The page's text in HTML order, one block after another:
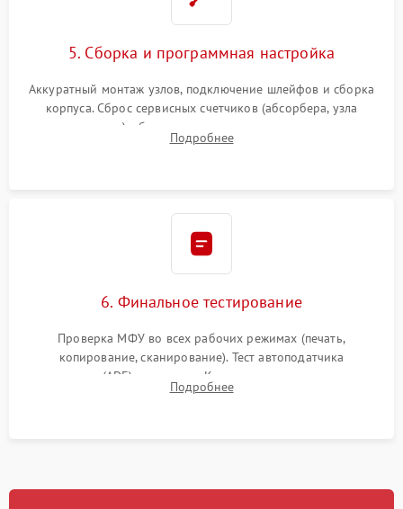
5. Сборка и программная настройка
Аккуратный монтаж узлов, подключение шлейфов и сборка
корпуса. Сброс сервисных счетчиков (абсорбера, узла
закрепления), обновление прошивки и программная
калибровка цветопередачи и позиционирования сканера.
Подробнее
6. Финальное тестирование
Проверка МФУ во всех рабочих режимах (печать,
копирование, сканирование). Тест автоподатчика
документов (ADF) и дуплекса. Контроль качества отпечатка
на отсутствие серого фона, полос и надежность запекания
Подробнее